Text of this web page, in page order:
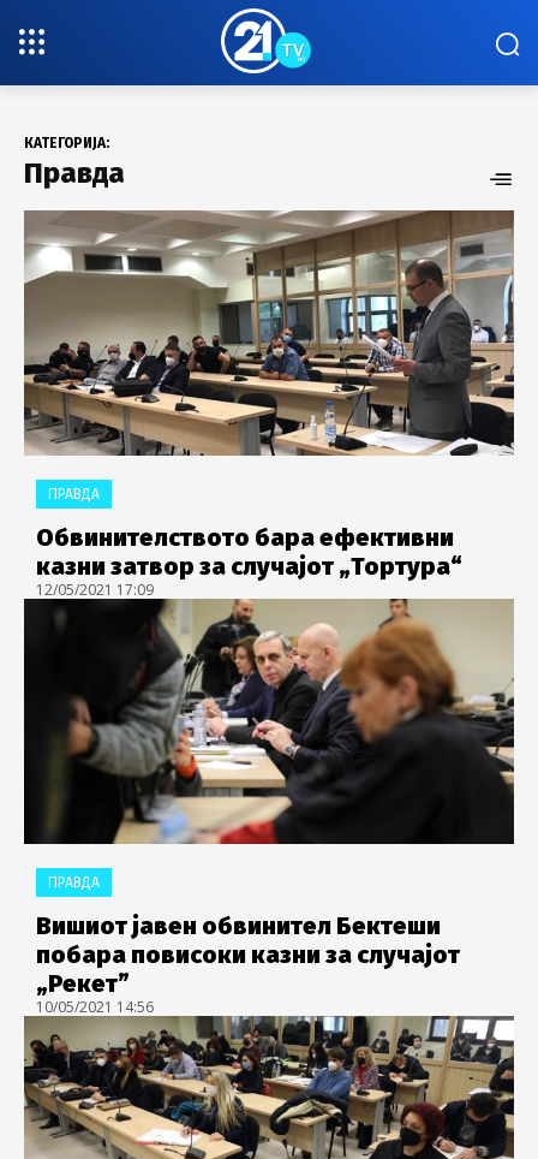
КАТЕГОРИЈА:
Правда
ПРАВДА
Обвинителството бара ефективни
казни затвор за случајот „Тортура“
12/05/2021 17:09
ПРАВДА
Вишиот јавен обвинител Бектеши
побара повисоки казни за случајот
„Рекет”
10/05/2021 14:56